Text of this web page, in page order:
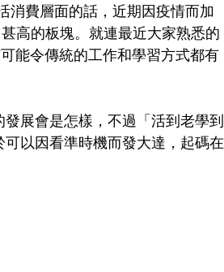
消費層面的話，近期因疫情而加
高的板塊。就連最近大家熟悉的
能令傳統的工作和學習方式都有
展會是怎樣，不過「活到老學到
以因看準時機而發大達，起碼在